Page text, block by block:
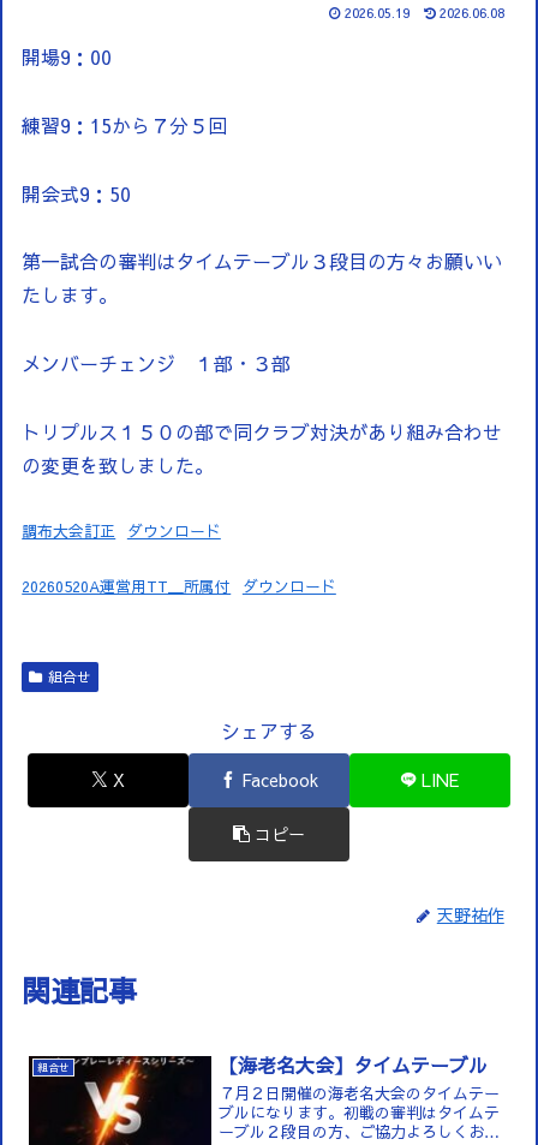
2026.05.19 2026.06.08
開場9：00
練習9：15から７分５回
開会式9：50
第一試合の審判はタイムテーブル３段目の方々お願いい
たします。
メンバーチェンジ １部・３部
トリプルス１５０の部で同クラブ対決があり組み合わせ
の変更を致しました。
調布大会訂正 ダウンロード
20260520A運営用TT＿所属付 ダウンロード
組合せ
シェアする
X Facebook LINE
コピー
天野祐作
関連記事
組合せ 【海老名大会】タイムテーブル
７月２日開催の海老名大会のタイムテー
ブルになります。初戦の審判はタイムテ
ーブル２段目の方、ご協力よろしくお願